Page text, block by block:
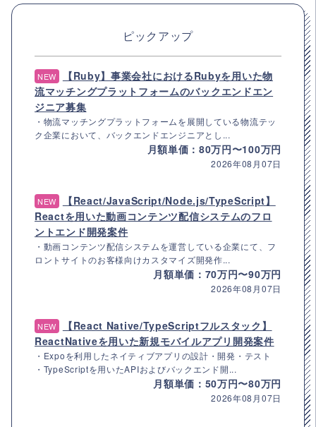
ピックアップ
NEW
【Ruby】事業会社におけるRubyを用いた物
流マッチングプラットフォームのバックエンドエン
ジニア募集
・物流マッチングプラットフォームを展開している物流テッ
ク企業において、バックエンドエンジニアとし...
月額単価：80万円〜100万円
2026年08月07日
NEW
【React/JavaScript/Node.js/TypeScript】
Reactを用いた動画コンテンツ配信システムのフロ
ントエンド開発案件
・動画コンテンツ配信システムを運営している企業にて、フ
ロントサイトのお客様向けカスタマイズ開発作...
月額単価：70万円〜90万円
2026年08月07日
NEW
【React Native/TypeScriptフルスタック】
ReactNativeを用いた新規モバイルアプリ開発案件
・Expoを利用したネイティブアプリの設計・開発・テスト
・TypeScriptを用いたAPIおよびバックエンド開...
月額単価：50万円〜80万円
2026年08月07日